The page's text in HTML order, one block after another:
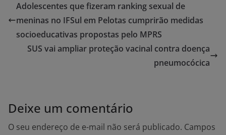
Adolescentes que fizeram ranking sexual de
meninas no IFSul em Pelotas cumprirão medidas
socioeducativas propostas pelo MPRS
SUS vai ampliar proteção vacinal contra doença
pneumocócica
Deixe um comentário
O seu endereço de e-mail não será publicado. Campos